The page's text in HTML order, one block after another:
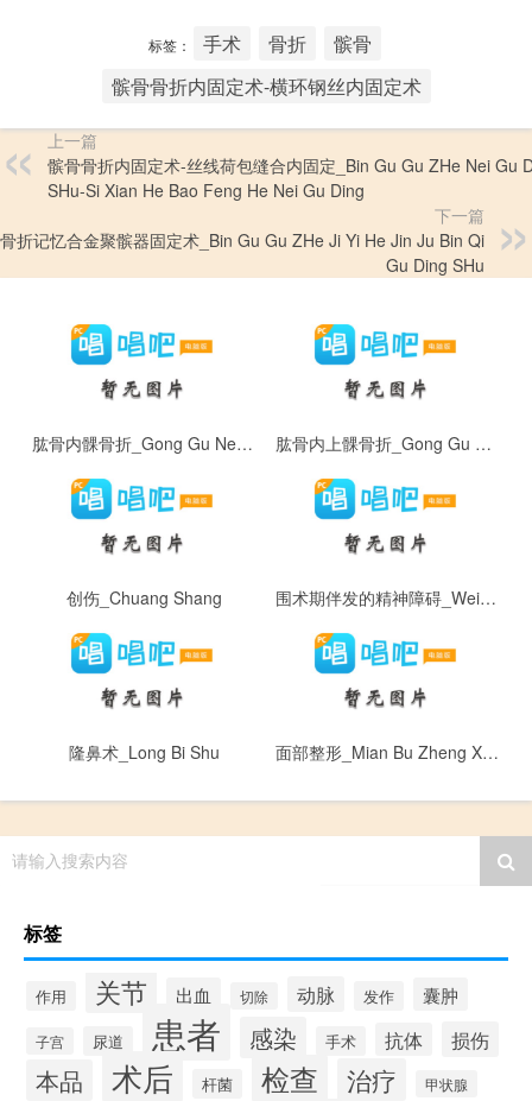
标签： 手术 骨折
髌骨
髌骨骨折内固定术-横环钢丝内固定术
上一篇
髌骨骨折内固定术-丝线荷包缝合内固定_Bin Gu Gu ZHe Nei Gu
SHu-Si Xian He Bao Feng He Nei Gu Ding
下一篇
折记忆合金聚髌器固定术_Bin Gu Gu ZHe Ji Yi He Jin Ju Bin Qi
Gu Ding SHu
肱骨内髁骨折_Gong Gu Nei Ke Gu Zhe 肱骨内上髁骨折_Gong Gu Nei Shang Ke Gu Zhe
创伤_Chuang Shang 围术期伴发的精神障碍_Wei Shu Qi Ban Fa De Jing Shen Zhang Ai
隆鼻术_Long Bi Shu 面部整形_Mian Bu Zheng Xing
请输入搜索内容
标签
作用 关节 出血 切除 动脉 发作 囊肿
子宫 尿道 患者 感染 手术 抗体 损伤
本品 术后 杆菌 检查 治疗 甲状腺